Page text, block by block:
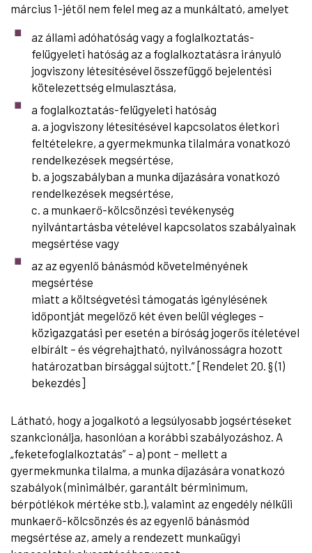
március 1-jétől nem felel meg az a munkáltató, amelyet
az állami adóhatóság vagy a foglalkoztatás-
felügyeleti hatóság az a foglalkoztatásra irányuló
jogviszony létesítésével összefüggő bejelentési
kötelezettség elmulasztása,
a foglalkoztatás-felügyeleti hatóság
a. a jogviszony létesítésével kapcsolatos életkori
feltételekre, a gyermekmunka tilalmára vonatkozó
rendelkezések megsértése,
b. a jogszabályban a munka díjazására vonatkozó
rendelkezések megsértése,
c. a munkaerő-kölcsönzési tevékenység
nyilvántartásba vételével kapcsolatos szabályainak
megsértése vagy
az az egyenlő bánásmód követelményének
megsértése
miatt a költségvetési támogatás igénylésének
időpontját megelőző két éven belül végleges –
közigazgatási per esetén a bíróság jogerős ítéletével
elbírált – és végrehajtható, nyilvánosságra hozott
határozatban bírsággal sújtott.” [Rendelet 20. § (1)
bekezdés]
Látható, hogy a jogalkotó a legsúlyosabb jogsértéseket
szankcionálja, hasonlóan a korábbi szabályozáshoz. A
„feketefoglalkoztatás” – a) pont – mellett a
gyermekmunka tilalma, a munka díjazására vonatkozó
szabályok (minimálbér, garantált bérminimum,
bérpótlékok mértéke stb.), valamint az engedély nélküli
munkaerő-kölcsönzés és az egyenlő bánásmód
megsértése az, amely a rendezett munkaügyi